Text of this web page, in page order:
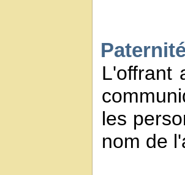
L'offrant
les
nom de